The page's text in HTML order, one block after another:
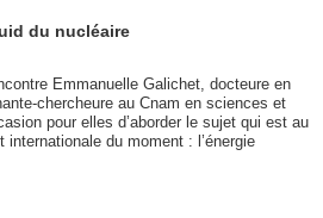
du nucléaire
Emmanuelle Galichet, docteure en
chercheure au Cnam en sciences et
pour elles d’aborder le sujet qui est au
du moment : l’énergie